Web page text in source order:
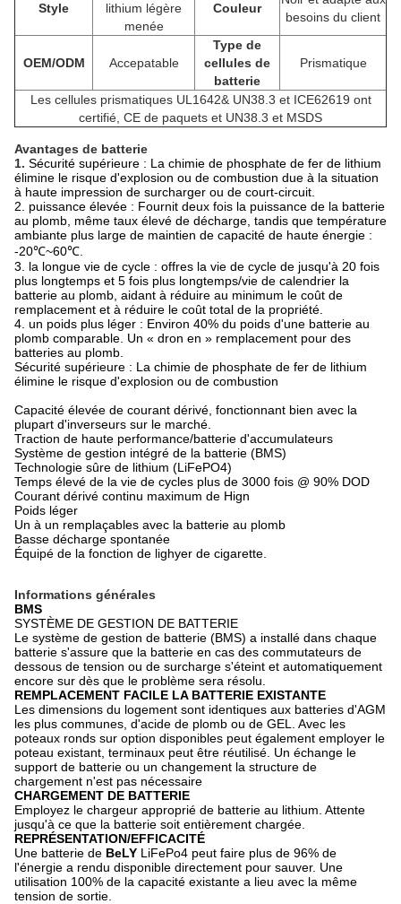
Style
lithium légère
menée
Couleur
besoins du client
OEM/ODM Accepatable
Type de
cellules de
batterie
Prismatique
Les cellules prismatiques UL1642& UN38.3 et ICE62619 ont
certifié, CE de paquets et UN38.3 et MSDS
Avantages de batterie
1. Sécurité supérieure : La chimie de phosphate de fer de lithium
élimine le risque d'explosion ou de combustion due à la situation
à haute impression de surcharger ou de court-circuit.
2. puissance élevée : Fournit deux fois la puissance de la batterie
au plomb, même taux élevé de décharge, tandis que température
ambiante plus large de maintien de capacité de haute énergie :
-20℃~60℃.
3. la longue vie de cycle : offres la vie de cycle de jusqu'à 20 fois
plus longtemps et 5 fois plus longtemps/vie de calendrier la
batterie au plomb, aidant à réduire au minimum le coût de
remplacement et à réduire le coût total de la propriété.
4. un poids plus léger : Environ 40% du poids d'une batterie au
plomb comparable. Un « dron en » remplacement pour des
batteries au plomb.
Sécurité supérieure : La chimie de phosphate de fer de lithium
élimine le risque d'explosion ou de combustion
Capacité élevée de courant dérivé, fonctionnant bien avec la
plupart d'inverseurs sur le marché.
Traction de haute performance/batterie d'accumulateurs
Système de gestion intégré de la batterie (BMS)
Technologie sûre de lithium (LiFePO4)
Temps élevé de la vie de cycles plus de 3000 fois @ 90% DOD
Courant dérivé continu maximum de Hign
Poids léger
Un à un remplaçables avec la batterie au plomb
Basse décharge spontanée
Équipé de la fonction de lighyer de cigarette.
Informations générales
BMS
SYSTÈME DE GESTION DE BATTERIE
Le système de gestion de batterie (BMS) a installé dans chaque
batterie s'assure que la batterie en cas des commutateurs de
dessous de tension ou de surcharge s'éteint et automatiquement
encore sur dès que le problème sera résolu.
REMPLACEMENT FACILE LA BATTERIE EXISTANTE
Les dimensions du logement sont identiques aux batteries d'AGM
les plus communes, d'acide de plomb ou de GEL. Avec les
poteaux ronds sur option disponibles peut également employer le
poteau existant, terminaux peut être réutilisé. Un échange le
support de batterie ou un changement la structure de
chargement n'est pas nécessaire
CHARGEMENT DE BATTERIE
Employez le chargeur approprié de batterie au lithium. Attente
jusqu'à ce que la batterie soit entièrement chargée.
REPRÉSENTATION/EFFICACITÉ
Une batterie de BeLY LiFePo4 peut faire plus de 96% de
l'énergie a rendu disponible directement pour sauver. Une
utilisation 100% de la capacité existante a lieu avec la même
tension de sortie.